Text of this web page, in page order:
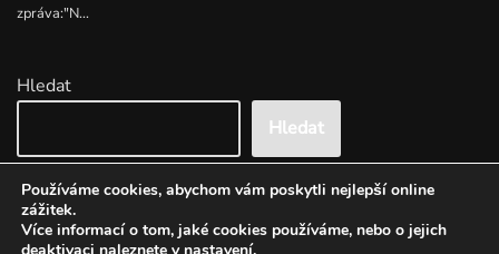
Hledat
Hledat
Používáme cookies, abychom vám poskytli nejlepší online
zážitek.
Více informací o tom, jaké cookies používáme, nebo o jejich